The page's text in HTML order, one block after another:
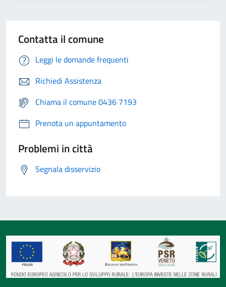
Contatta il comune
Leggi le domande frequenti
Richiedi Assistenza
Chiama il comune 0436 7193
Prenota un appuntamento
Problemi in città
Segnala disservizio